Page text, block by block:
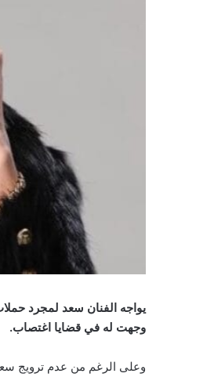
يواجه الفنان سعد لمجرد
وجهت له في قضايا اغتصاب.
وعلى الرغم من عدم ترويج